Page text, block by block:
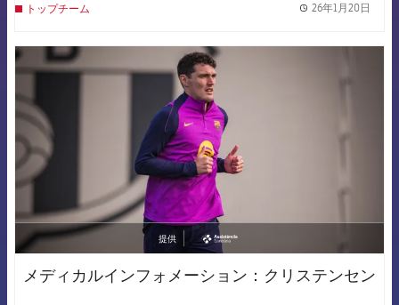
トップチーム 26年1月20日
FCB Barcelona badge
提供
asistencia
メディカルインフォメーション：クリステンセン